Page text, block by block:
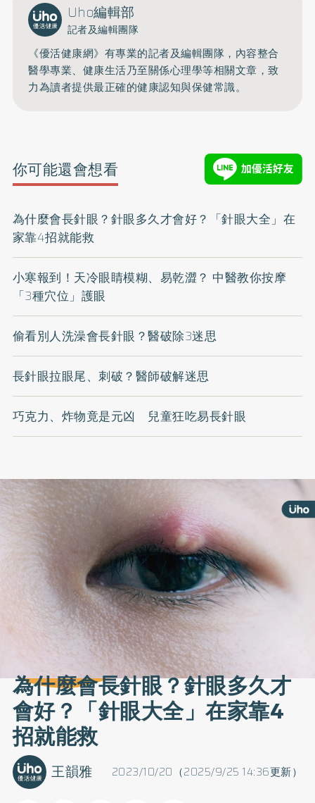
Uho編輯部
記者及編輯團隊
《優活健康網》有專業的記者及編輯團隊，內容整合
醫學專業、健康生活乃至關係心理學等相關文章，致
力為讀者提供最正確的健康認知與保健常識。
你可能還會想看
為什麼會長針眼？針眼多久才會好？「針眼大全」在
家靠4招就能救
小寒報到！天冷眼睛模糊、易乾澀？ 中醫教你按摩
「3種穴位」護眼
偷看別人洗澡會長針眼？醫破除3迷思
長針眼拉眼尾、刺破？醫師破解迷思
巧克力、炸物竟是元凶 兒童狂吃易長針眼
為什麼會長針眼？針眼多久才
會好？「針眼大全」在家靠4
招就能救
2023/10/20（2025/9/25 14:36更新）
王韻雅